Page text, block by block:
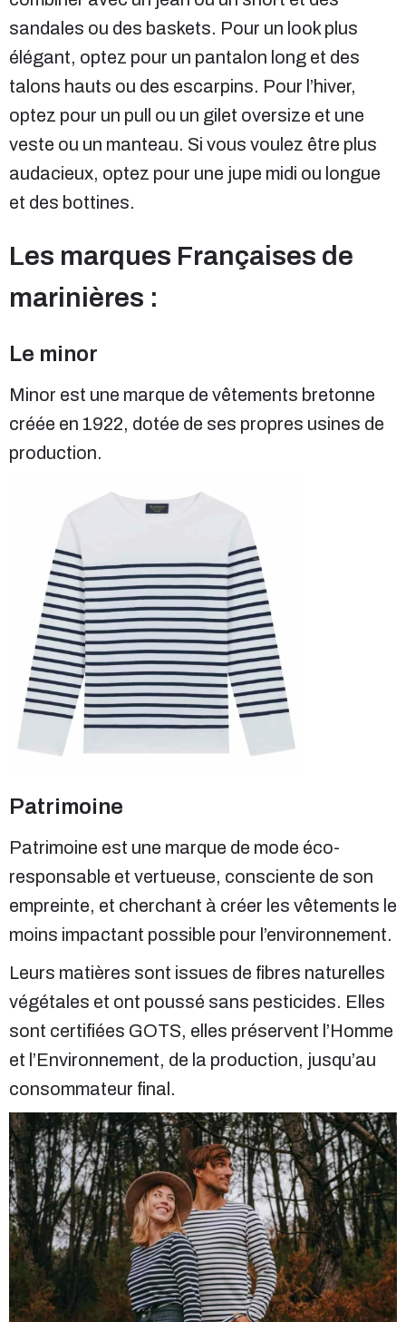
sandales ou des baskets. Pour un look plus
élégant, optez pour un pantalon long et des
talons hauts ou des escarpins. Pour l’hiver,
optez pour un pull ou un gilet oversize et une
veste ou un manteau. Si vous voulez être plus
audacieux, optez pour une jupe midi ou longue
et des bottines.
Les marques Françaises de
marinières :
Le minor
Minor est une marque de vêtements bretonne
créée en 1922, dotée de ses propres usines de
production.
Patrimoine
Patrimoine est une marque de mode éco-
responsable et vertueuse, consciente de son
empreinte, et cherchant à créer les vêtements le
moins impactant possible pour l’environnement.
Leurs matières sont issues de fibres naturelles
végétales et ont poussé sans pesticides. Elles
sont certifiées GOTS, elles préservent l’Homme
et l’Environnement, de la production, jusqu’au
consommateur final.